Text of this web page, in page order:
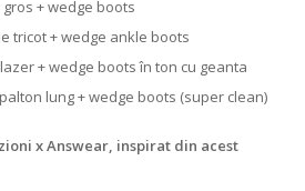
+ wedge boots
tricot + wedge ankle boots
+ wedge boots în ton cu geanta
lung + wedge boots (super clean)
x Answear, inspirat din acest